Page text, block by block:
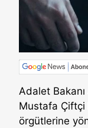
Adalet Bakanı
Mustafa Çiftçi
örgütlerine